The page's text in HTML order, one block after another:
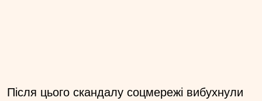
Після цього скандалу соцмережі вибухнули